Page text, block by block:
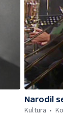
Narodil
Kultura